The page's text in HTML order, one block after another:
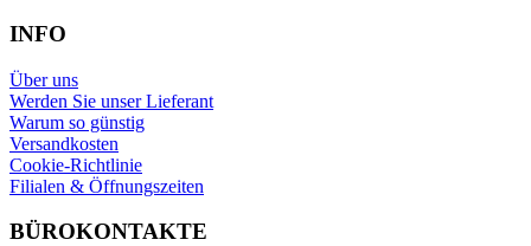
INFO
Über uns
Werden Sie unser Lieferant
Warum so günstig
Versandkosten
Cookie-Richtlinie
Filialen & Öffnungszeiten
BÜROKONTAKTE